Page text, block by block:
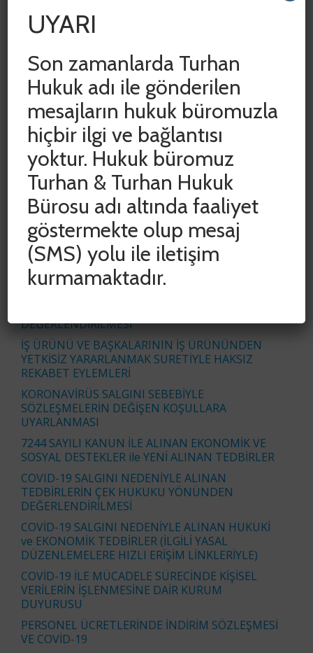
Hayata Etkilerinin Azaltılması Hakkında Kanun
SON YAZILAR
ADLİ VE İDARİ YARGIDA HAK KAYIPLARININ
ÖNLENMESİ AMACIYLA DURDURULAN SÜRELER
CUMHURBAŞKANI KARARIYLA 15 HAZİRAN 2020
TARİHİNE KADAR UZATILDI
DEĞERLENDİRİLMESİ
İŞ ÜRÜNÜ VE BAŞKALARININ İŞ ÜRÜNÜNDEN
YETKİSİZ YARARLANMAK SURETİYLE HAKSIZ
REKABET EYLEMLERİ
KORONAVİRÜS SALGINI SEBEBİYLE
SÖZLEŞMELERİN DEĞİŞEN KOŞULLARA
UYARLANMASI
7244 SAYILI KANUN İLE ALINAN EKONOMİK VE
SOSYAL DESTEKLER ile YENİ ALINAN TEDBİRLER
COVID-19 SALGINI NEDENİYLE ALINAN
TEDBİRLERİN ÇEK HUKUKU YÖNÜNDEN
DEĞERLENDİRİLMESİ
COVİD-19 SALGINI NEDENİYLE ALINAN HUKUKİ
ve EKONOMİK TEDBİRLER (İLGİLİ YASAL
DÜZENLEMELERE HIZLI ERİŞİM LİNKLERİYLE)
COVİD-19 İLE MÜCADELE SÜRECİNDE KİŞİSEL
VERİLERİN İŞLENMESİNE DAİR KURUM
DUYURUSU
PERSONEL ÜCRETLERİNDE İNDİRİM SÖZLEŞMESİ
VE COVİD-19
UYARI
Son zamanlarda Turhan
Hukuk adı ile gönderilen
mesajların hukuk büromuzla
hiçbir ilgi ve bağlantısı
yoktur. Hukuk büromuz
Turhan & Turhan Hukuk
Bürosu adı altında faaliyet
göstermekte olup mesaj
(SMS) yolu ile iletişim
kurmamaktadır.